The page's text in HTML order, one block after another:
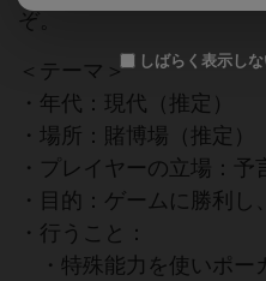
ぞ。
＜テーマ＞
・年代：現代（推定）
・場所：賭博場（推定）
・プレイヤーの立場：予
・目的：ゲームに勝利し
・行うこと：
・特殊能力を使いポー
しばらく表示し